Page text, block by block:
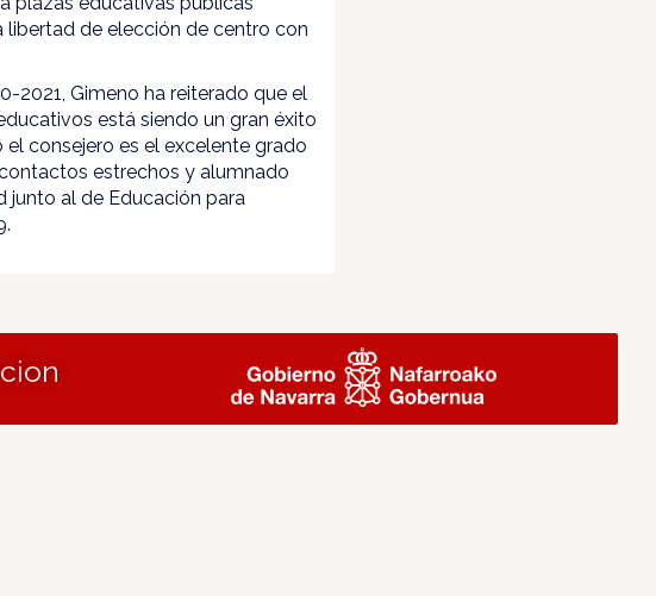
libertad de elección de centro con
2021, Gimeno ha reiterado que el
está siendo un gran éxito
consejero es el excelente grado
estrechos y alumnado
junto al de Educación para